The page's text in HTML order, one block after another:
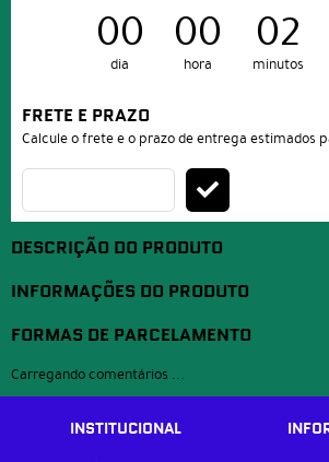
00
dia
00
hora
02
minutos
FRETE E PRAZO
Calcule o frete e o prazo de entrega estimados
DESCRIÇÃO DO PRODUTO
INFORMAÇÕES DO PRODUTO
FORMAS DE PARCELAMENTO
Carregando comentários ...
INSTITUCIONAL